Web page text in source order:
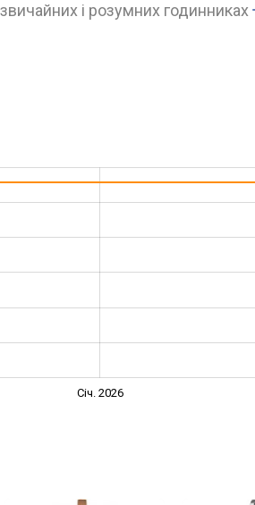
і розумних годинниках
Січ. 2026